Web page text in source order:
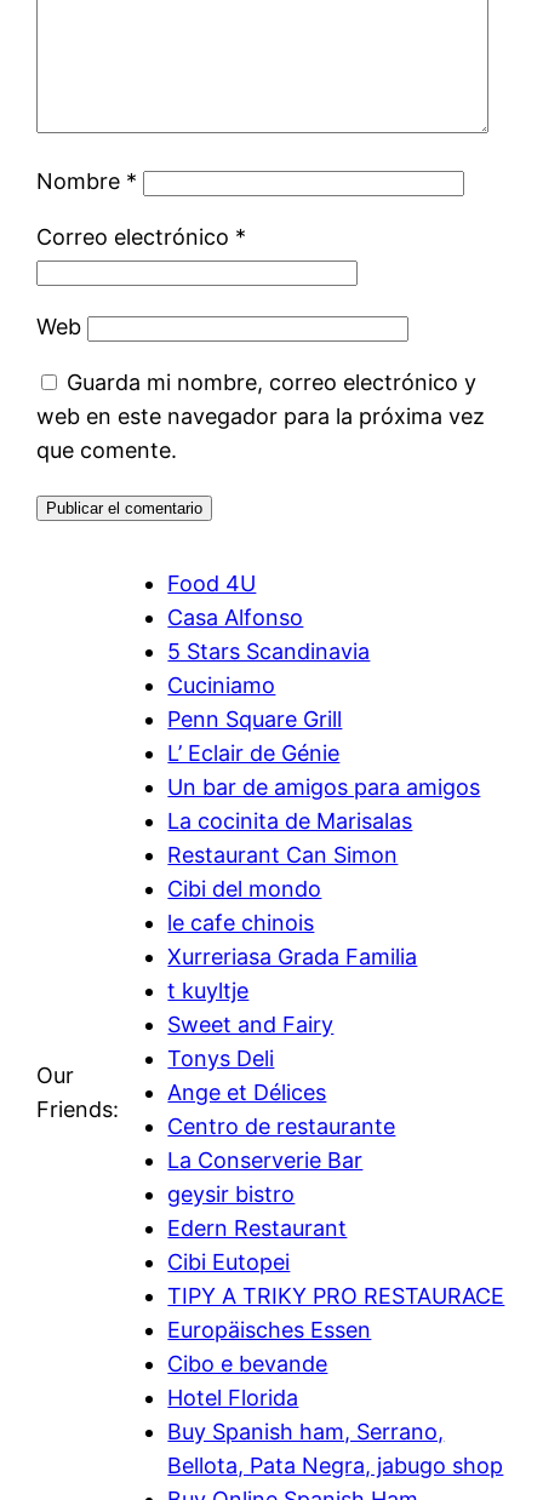
Nombre *
Correo electrónico *
Web
Guarda mi nombre, correo electrónico y
web en este navegador para la próxima vez
que comente.
Our
Friends:
Food 4U
Casa Alfonso
5 Stars Scandinavia
Cuciniamo
Penn Square Grill
L’ Eclair de Génie
Un bar de amigos para amigos
La cocinita de Marisalas
Restaurant Can Simon
Cibi del mondo
le cafe chinois
Xurreriasa Grada Familia
t kuyltje
Sweet and Fairy
Tonys Deli
Ange et Délices
Centro de restaurante
La Conserverie Bar
geysir bistro
Edern Restaurant
Cibi Eutopei
TIPY A TRIKY PRO RESTAURACE
Europäisches Essen
Cibo e bevande
Hotel Florida
Buy Spanish ham, Serrano,
Bellota, Pata Negra, jabugo shop